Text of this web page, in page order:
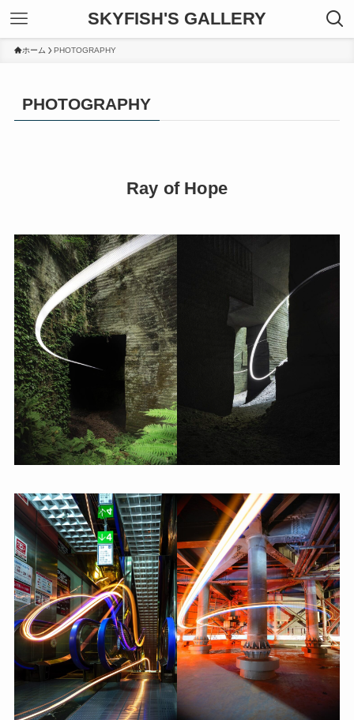
SKYFISH'S GALLERY
ホーム PHOTOGRAPHY
PHOTOGRAPHY
Ray of Hope